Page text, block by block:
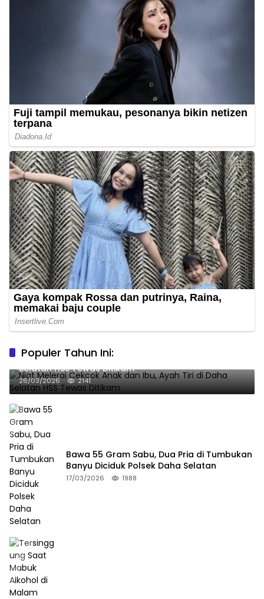
Populer Tahun Ini:
Niat Melerai Cekcok Anak dan Ibu, Ayah Tiri di Daha
Selatan HSS Tewas Ditikam
26/03/2026 2141
Bawa 55 Gram Sabu, Dua Pria di Tumbukan
Banyu Diciduk Polsek Daha Selatan
17/03/2026 1988